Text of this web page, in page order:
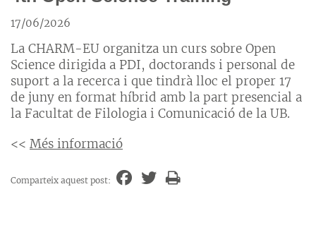
17/06/2026
La CHARM-EU organitza un curs sobre Open
Science dirigida a PDI, doctorands i personal de
suport a la recerca i que tindrà lloc el proper 17
de juny en format híbrid amb la part presencial a
la Facultat de Filologia i Comunicació de la UB.
<< Més informació
Comparteix aquest post: